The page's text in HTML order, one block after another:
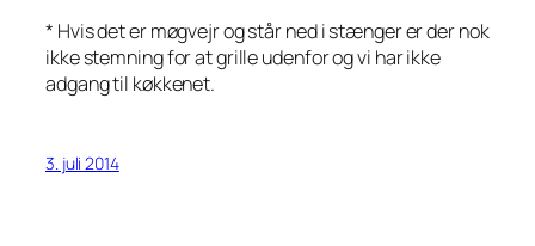
* Hvis det er møgvejr og står ned i stænger er der nok
ikke stemning for at grille udenfor og vi har ikke
adgang til køkkenet.
3. juli 2014